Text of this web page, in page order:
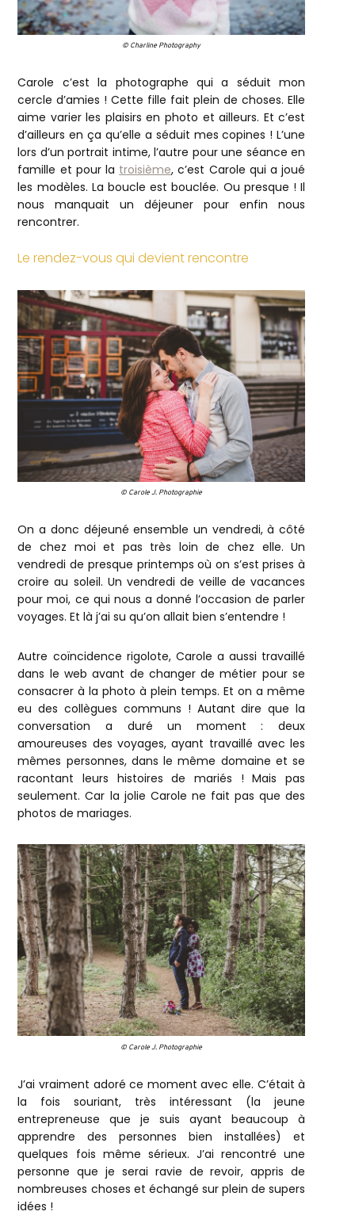
© Charline Photography
Carole c’est la photographe qui a séduit mon
cercle d’amies ! Cette fille fait plein de choses. Elle
aime varier les plaisirs en photo et ailleurs. Et c’est
d’ailleurs en ça qu’elle a séduit mes copines ! L’une
lors d’un portrait intime, l’autre pour une séance en
famille et pour la troisième, c’est Carole qui a joué
les modèles. La boucle est bouclée. Ou presque ! Il
nous manquait un déjeuner pour enfin nous
rencontrer.
Le rendez-vous qui devient rencontre
© Carole J. Photographie
On a donc déjeuné ensemble un vendredi, à côté
de chez moi et pas très loin de chez elle. Un
vendredi de presque printemps où on s’est prises à
croire au soleil. Un vendredi de veille de vacances
pour moi, ce qui nous a donné l’occasion de parler
voyages. Et là j’ai su qu’on allait bien s’entendre !
Autre coïncidence rigolote, Carole a aussi travaillé
dans le web avant de changer de métier pour se
consacrer à la photo à plein temps. Et on a même
eu des collègues communs ! Autant dire que la
conversation a duré un moment : deux
amoureuses des voyages, ayant travaillé avec les
mêmes personnes, dans le même domaine et se
racontant leurs histoires de mariés ! Mais pas
seulement. Car la jolie Carole ne fait pas que des
photos de mariages.
© Carole J. Photographie
J’ai vraiment adoré ce moment avec elle. C’était à
la fois souriant, très intéressant (la jeune
entrepreneuse que je suis ayant beaucoup à
apprendre des personnes bien installées) et
quelques fois même sérieux. J’ai rencontré une
personne que je serai ravie de revoir, appris de
nombreuses choses et échangé sur plein de supers
idées !